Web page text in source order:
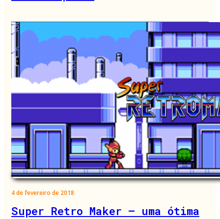
4 de fevereiro de 2018
Super Retro Maker – uma ótima